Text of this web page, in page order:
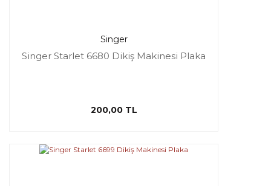
Singer
Singer Starlet 6680 Dikiş Makinesi Plaka
200,00 TL